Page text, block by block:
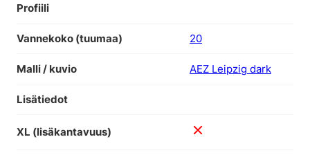
Profiili
Vannekoko (tuumaa) 20
Malli / kuvio AEZ Leipzig dark
Lisätiedot
XL (lisäkantavuus)